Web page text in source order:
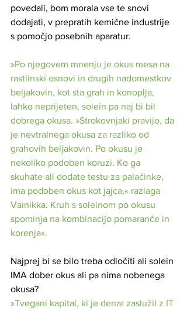
povedali, bom morala vse te snovi
dodajati, v prepratih kemične industrije
s pomočjo posebnih aparatur.
»Po njegovem mnenju je okus mesa na
rastlinski osnovi in ​​drugih nadomestkov
beljakovin, kot sta grah in konoplja,
lahko neprijeten, solein pa naj bi bil
dobrega okusa. »Strokovnjaki pravijo, da
je nevtralnega okusa za razliko od
grahovih beljakovin. Po okusu je
nekoliko podoben koruzi. Ko ga
skuhate ali dodate testu za palačinke,
ima podoben okus kot jajca,« razlaga
Vainikka. Kruh s soleinom po okusu
spominja na kombinacijo pomaranče in
korenja«.
Najprej bi se bilo treba odločiti ali solein
IMA dober okus ali pa nima nobenega
okusa?
»Tvegani kapital, ki je denar zaslužil z IT